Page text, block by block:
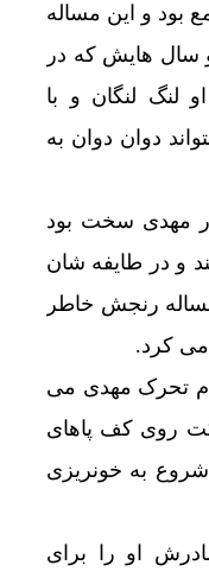
بود و این مساله
هایش که در
لنگ لنگان و با
دوان دوان به
مهدی سخت بود
و در طایفه شان
رنجش خاطر
می کرد.
تحرک مهدی می
روی کف پاهای
به خونریزی
مادرش او را برای